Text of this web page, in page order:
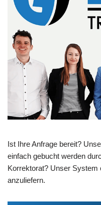
Ist Ihre Anfrage bereit?
einfach gebucht werden
Korrektorat? Unser System
anzuliefern.